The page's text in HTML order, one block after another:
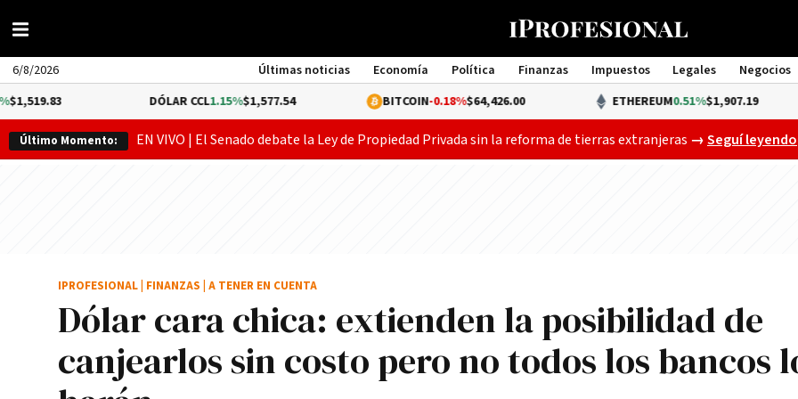
6/8/2026 Últimas noticias Economía Política Finanzas Impuestos Legales Negocios
Management
1.15%$1,577.54 -0.18%$64,426.00 ETHEREUM 0.51%$1,907.19
Último Momento: EN VIVO | El Senado debate la Ley de Propiedad Privada sin la reforma de tierras extranjeras Gobierno
→Seguí leyendo
Dólar cara chica: extienden la posibilidad de
canjearlos sin costo pero no todos los bancos
IPROFESIONAL FINANZAS A TENER EN CUENTA